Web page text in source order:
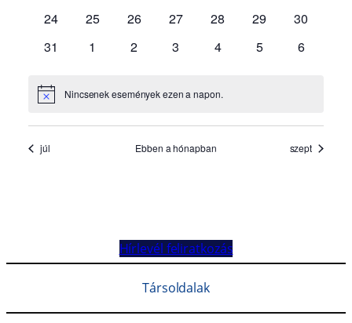
Hírlevél feliratkozás
Társoldalak